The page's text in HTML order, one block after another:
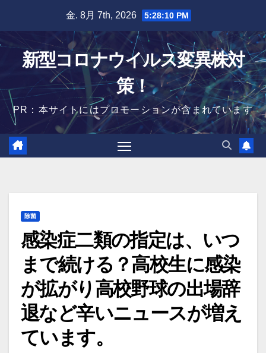
content
金. 8月 7th, 2026 5:28:11 PM
新型コロナウイルス変異株対
策！
PR：本サイトにはプロモーションが含まれています
除菌
感染症二類の指定は、いつ
まで続ける？高校生に感染
が拡がり高校野球の出場辞
退など辛いニュースが増え
ています。